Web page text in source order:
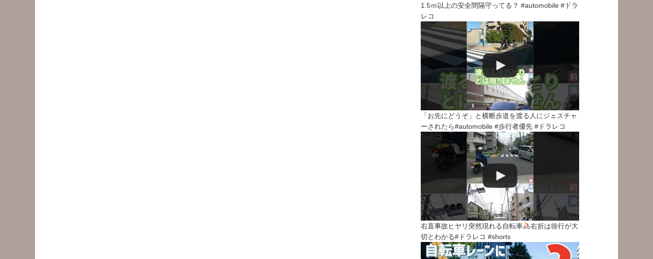
1.5ｍ以上の安全間隔守ってる？ #automobile #ドラ
レコ
「お先にどうぞ」と横断歩道を渡る人にジェスチャ
ーされたら#automobile #歩行者優先 #ドラレコ
右直事故ヒヤリ突然現れる自転車
右折は徐行が大
切とわかる#ドラレコ #shorts